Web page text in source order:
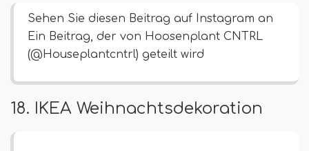
Sehen Sie diesen Beitrag auf Instagram an
Ein Beitrag, der von Hoosenplant CNTRL
(@Houseplantcntrl) geteilt wird
18. IKEA Weihnachtsdekoration